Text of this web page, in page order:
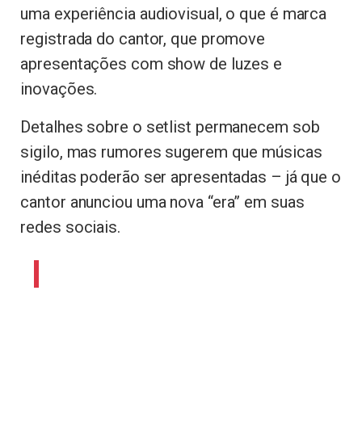
uma experiência audiovisual, o que é marca
registrada do cantor, que promove
apresentações com show de luzes e
inovações.
Detalhes sobre o setlist permanecem sob
sigilo, mas rumores sugerem que músicas
inéditas poderão ser apresentadas – já que o
cantor anunciou uma nova “era” em suas
redes sociais.